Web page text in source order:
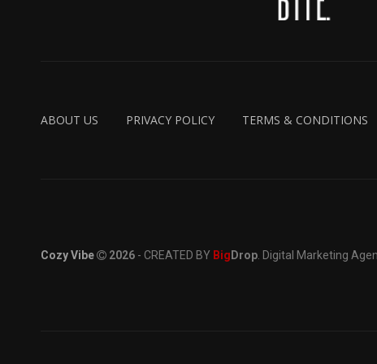
ABOUT US PRIVACY POLICY TERMS & CONDITIONS
Cozy Vibe 2026 - CREATED BY Big Drop . Digital Marketing